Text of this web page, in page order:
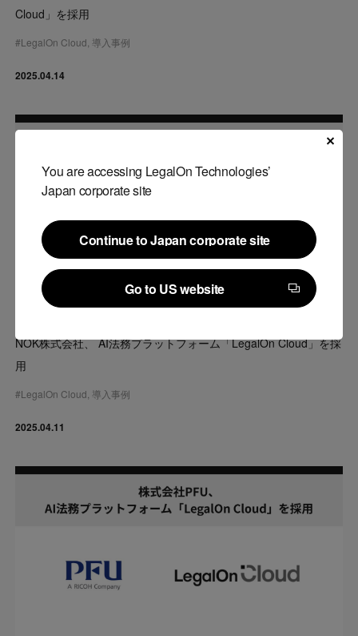
You are accessing LegalOn Technologies’
Japan corporate site
Continue to Japan corporate site
Continue to Japan corporate site
Go to US website
Go to US website
Cloud」を採用
#LegalOn Cloud 導入事例
2025.04.14
プレスリリース
NOK株式会社、 AI法務プラットフォーム「LegalOn Cloud」を採
用
#LegalOn Cloud, 導入事例
2025.04.11